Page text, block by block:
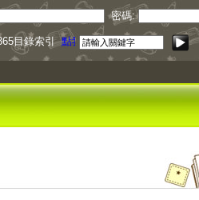
密碼:
目錄索引點我下載